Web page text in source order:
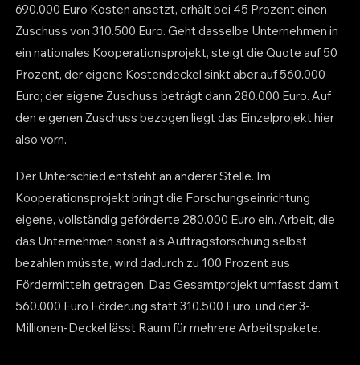
690.000 Euro Kosten ansetzt, erhält bei 45 Prozent einen
Zuschuss von 310.500 Euro. Geht dasselbe Unternehmen in
ein nationales Kooperationsprojekt, steigt die Quote auf 50
Prozent, der eigene Kostendeckel sinkt aber auf 560.000
Euro; der eigene Zuschuss beträgt dann 280.000 Euro. Auf
den eigenen Zuschuss bezogen liegt das Einzelprojekt hier
also vorn.
Der Unterschied entsteht an anderer Stelle. Im
Kooperationsprojekt bringt die Forschungseinrichtung
eigene, vollständig geförderte 280.000 Euro ein. Arbeit, die
das Unternehmen sonst als Auftragsforschung selbst
bezahlen müsste, wird dadurch zu 100 Prozent aus
Fördermitteln getragen. Das Gesamtprojekt umfasst damit
560.000 Euro Förderung statt 310.500 Euro, und der 3-
Millionen-Deckel lässt Raum für mehrere Arbeitspakete.